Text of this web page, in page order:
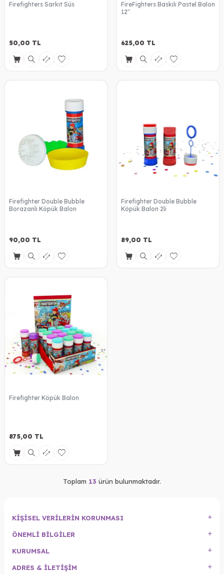
Firefighters Sarkıt Süs
50,00 TL
FireFighters Baskılı Pastel Balon
12"
625,00 TL
Firefighter Double Bubble
Borazanlı Köpük Balon
90,00 TL
Firefighter Double Bubble
Köpük Balon 2li
89,00 TL
Firefighter Köpük Balon
875,00 TL
Toplam 13 ürün bulunmaktadır.
KIŞISEL VERILERIN KORUNMASI
ÖNEMLI BILGILER
KURUMSAL
ADRES & İLETIŞIM